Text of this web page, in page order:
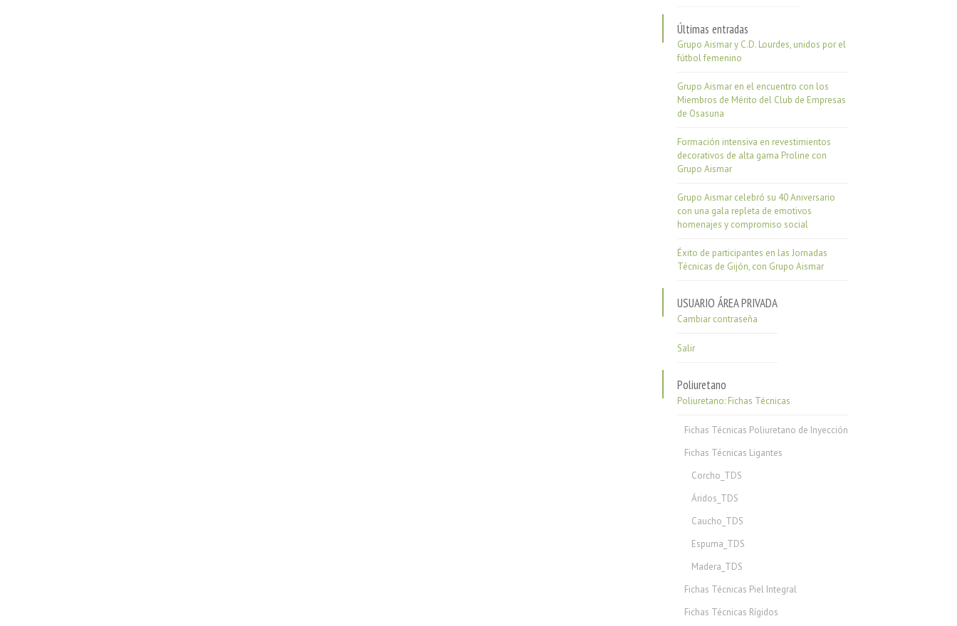
Últimas entradas
Grupo Aismar y C.D. Lourdes, unidos por el
fútbol femenino
Grupo Aismar en el encuentro con los
Miembros de Mérito del Club de Empresas
de Osasuna
Formación intensiva en revestimientos
decorativos de alta gama Proline con
Grupo Aismar
Grupo Aismar celebró su 40 Aniversario
con una gala repleta de emotivos
homenajes y compromiso social
Éxito de participantes en las Jornadas
Técnicas de Gijón, con Grupo Aismar
USUARIO ÁREA PRIVADA
Cambiar contraseña
Salir
Poliuretano
Poliuretano: Fichas Técnicas
Fichas Técnicas Poliuretano de Inyección
Fichas Técnicas Ligantes
Corcho_TDS
Áridos_TDS
Caucho_TDS
Espuma_TDS
Madera_TDS
Fichas Técnicas Piel Integral
Fichas Técnicas Rígidos